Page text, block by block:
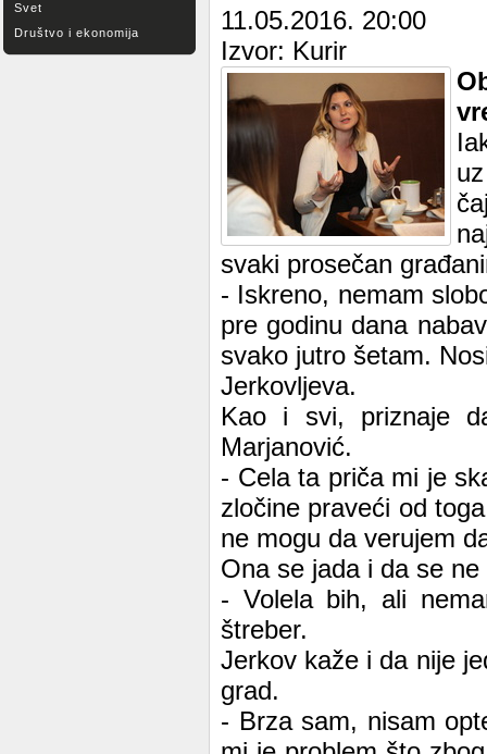
Svet
Društvo i ekonomija
11.05.2016. 20:00
Izvor: Kurir
svaki prosečan
- Iskreno, nemam
pre godinu dana
svako jutro šetam.
Jerkovljeva.
Kao i svi, priznaje
Marjanović.
- Cela ta priča mi je
zločine praveći od
ne mogu da verujem
Ona se jada i da se
- Volela bih, ali
štreber.
Jerkov kaže i da nije
grad.
- Brza sam, nisam